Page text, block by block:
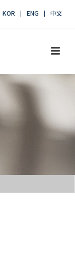
KOR ENG 中文